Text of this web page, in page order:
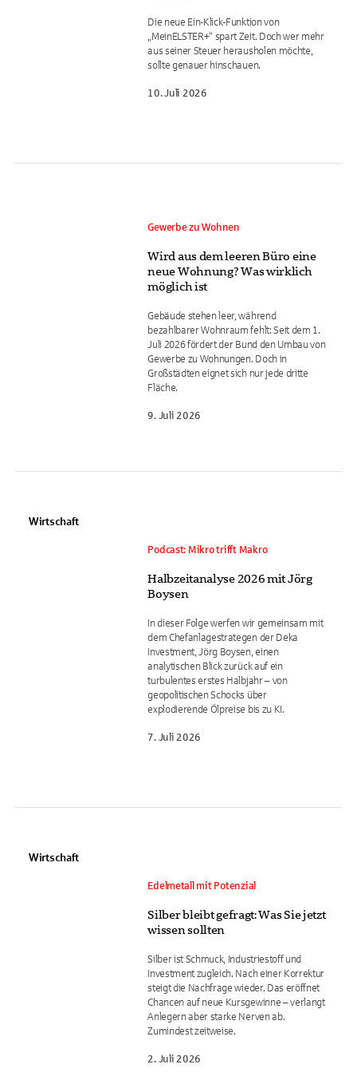
Die neue Ein-Klick-Funktion von
„MeinELSTER+“ spart Zeit. Doch wer mehr
aus seiner Steuer herausholen möchte,
sollte genauer hinschauen.
10. Juli 2026
Gewerbe zu Wohnen
Wird aus dem leeren Büro eine
neue Wohnung? Was wirklich
möglich ist
Gebäude stehen leer, während
bezahlbarer Wohnraum fehlt: Seit dem 1.
Juli 2026 fördert der Bund den Umbau von
Gewerbe zu Wohnungen. Doch in
Großstädten eignet sich nur jede dritte
Fläche.
9. Juli 2026
Wirtschaft
Podcast: Mikro trifft Makro
Halbzeitanalyse 2026 mit Jörg
Boysen
In dieser Folge werfen wir gemeinsam mit
dem Chefanlagestrategen der Deka
Investment, Jörg Boysen, einen
analytischen Blick zurück auf ein
turbulentes erstes Halbjahr – von
geopolitischen Schocks über
explodierende Ölpreise bis zu KI.
7. Juli 2026
Wirtschaft
Edelmetall mit Potenzial
Silber bleibt gefragt: Was Sie jetzt
wissen sollten
Silber ist Schmuck, Industriestoff und
Investment zugleich. Nach einer Korrektur
steigt die Nachfrage wieder. Das eröffnet
Chancen auf neue Kursgewinne – verlangt
Anlegern aber starke Nerven ab.
Zumindest zeitweise.
2. Juli 2026